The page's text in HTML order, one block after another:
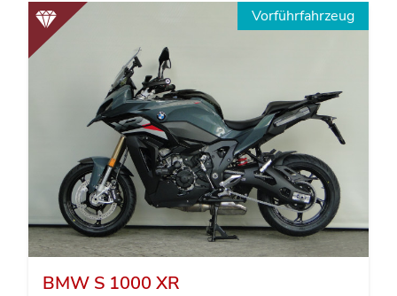
Vorführfahrzeug
BMW S 1000 XR